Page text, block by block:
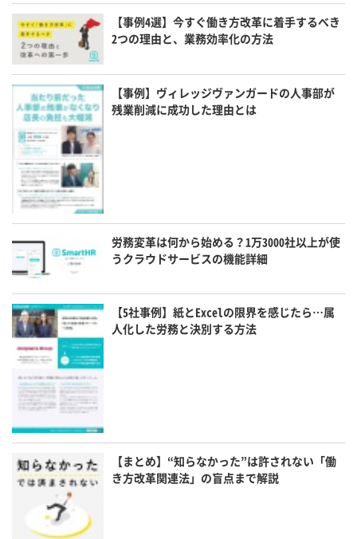
【事例4選】今すぐ働き方改革に着手するべき
2つの理由と、業務効率化の方法
【事例】ヴィレッジヴァンガードの人事部が
残業削減に成功した理由とは
労務変革は何から始める？1万3000社以上が使
うクラウドサービスの機能詳細
【5社事例】紙とExcelの限界を感じたら…属
人化した労務と決別する方法
【まとめ】“知らなかった”は許されない「働
き方改革関連法」の盲点まで解説